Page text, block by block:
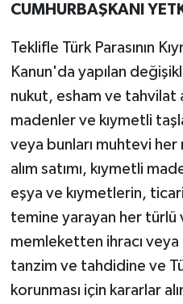
CUMHURBAŞKANI
Teklifle Türk Parasının
Kanun'da yapılan
nukut, esham ve tahvilat
madenler ve kıymetli
veya bunları muhtevi
alım satımı, kıymetli
eşya ve kıymetlerin,
temine yarayan her türlü
memleketten ihracı
tanzim ve tahdidine ve
korunması için kararlar